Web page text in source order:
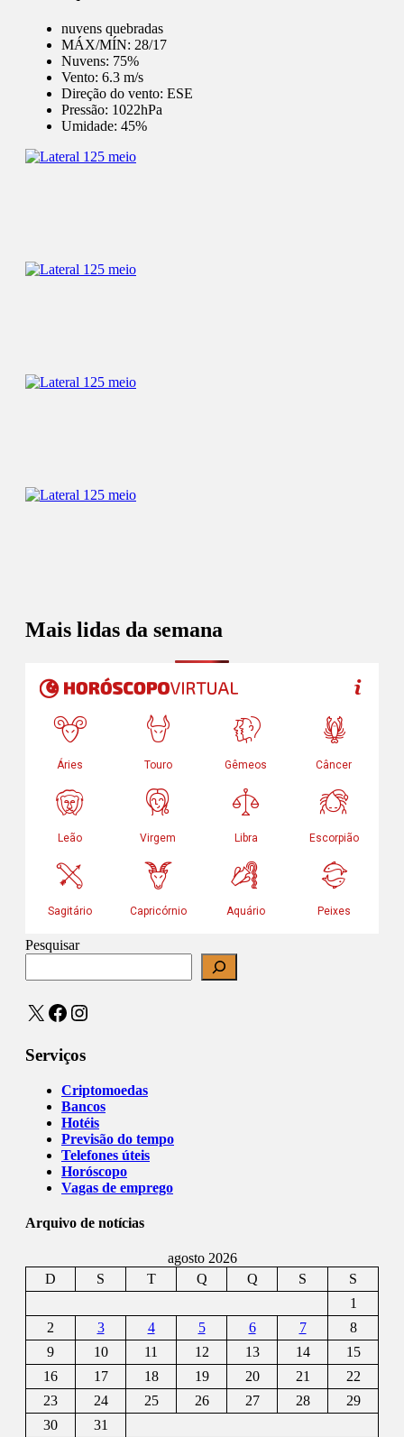
nuvens quebradas
MÁX/MÍN: 28/17
Nuvens: 75%
Vento: 6.3 m/s
Direção do vento: ESE
Pressão: 1022hPa
Umidade: 45%
Mais lidas da semana
Pesquisar
X Facebook
Instagram
Serviços
Criptomoedas
Bancos
Hotéis
Previsão do tempo
Telefones úteis
Horóscopo
Vagas de emprego
Arquivo de notícias
agosto 2026
D
S T Q Q S
S
1
2
3 4 5 6 7
8
9
10 11 12 13 14
15
16
17 18 19 20 21
22
23
24 25 26 27 28
29
30
31